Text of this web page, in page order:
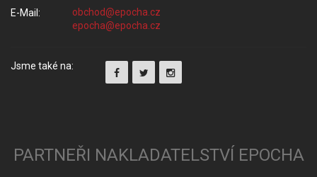
E-Mail:
Jsme také na:
PARTNEŘI NAKLADATELSTVÍ EPOCHA